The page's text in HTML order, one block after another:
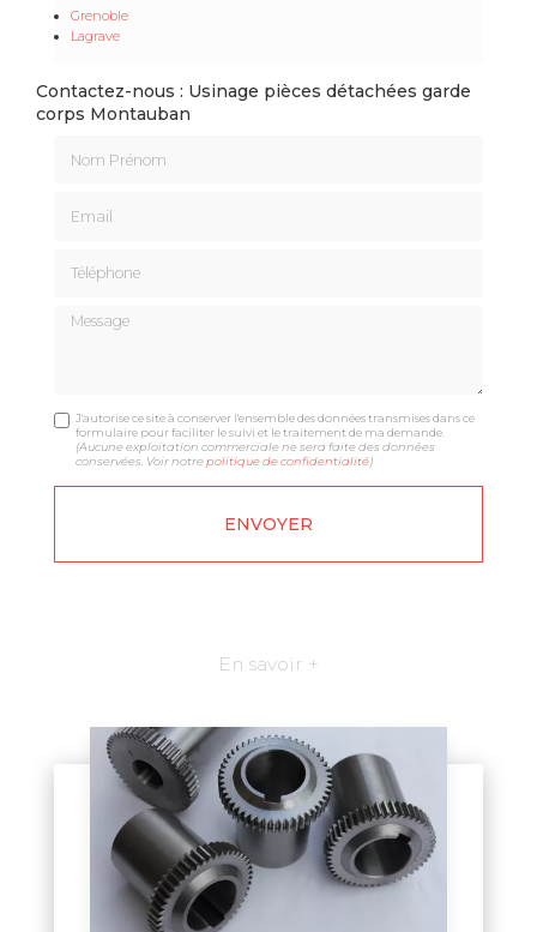
Grenoble
Lagrave
Contactez-nous : Usinage pièces détachées garde
corps Montauban
Message
J'autorise ce site à conserver l'ensemble des données transmises dans ce
formulaire pour faciliter le suivi et le traitement de ma demande.
(Aucune exploitation commerciale ne sera faite des données
conservées. Voir notrepolitique de confidentialité)
En savoir +